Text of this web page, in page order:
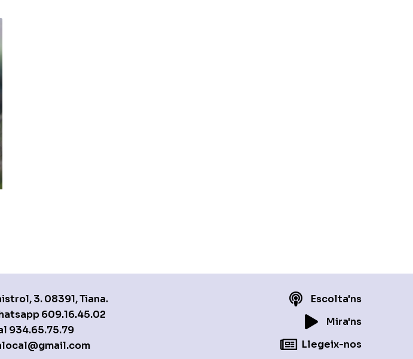
3. 08391, Tiana.
609.16.45.02
934.65.75.79
Escolta'ns
Mira'ns
Llegeix-nos